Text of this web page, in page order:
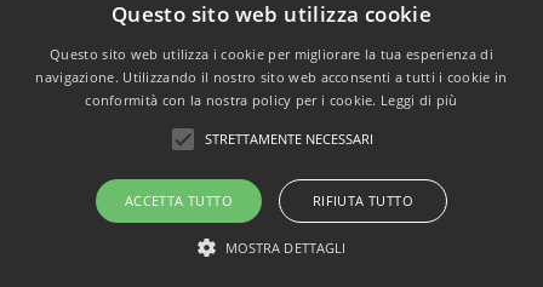
Allora torniamo al discorso: nuova giunta o commissario?
Ho valutato attentamente i pro e i contro e mi sono chiesto
quale sia il bene per la nostra città e a questo momento
dirò – sia quello di sospendere questa esperienza
amministrativa. Non mi stupisco che molti stiano facendo
pressioni su di me perché mantenga la giunta . Ci sono leaders
Questo sito web utilizza cookie
Questo sito web utilizza i cookie per migliorare la tua esperienza di
navigazione. Utilizzando il nostro sito web acconsenti a tutti i cookie in
conformità con la nostra policy per i cookie. Leggi di più
STRETTAMENTE NECESSARI
ACCETTA TUTTO RIFIUTA TUTTO
MOSTRA DETTAGLI